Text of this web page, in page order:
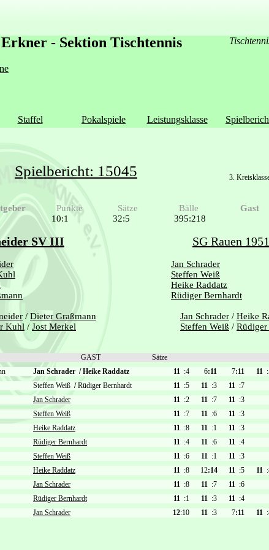
- Sektion Tischtennis
Staffel Pokalspiele Leistungsklasse
Spielbericht: 15045 3.
Punkte Sätze Bälle
Gast
10:1
32:5 395:218
SV III SG Rauen
Jan Schrader
Steffen Weiß
Heike Raddatz
Rüdiger Bernhardt
/ Dieter Graßmann Jan Schrader / Heike
Kuhl / Jost Merkel Steffen Weiß /
GAST Sätze
Jan Schrader /Heike Raddatz 11 :4 6:11 7:11 11
Steffen Weiß /Rüdiger Bernhardt 11 :5 11 :3 11 :7
Jan Schrader 11 :2 11 :7 11 :3
Steffen Weiß 11 :7 11 :6 11 :3
Heike Raddatz 11 :8 11 :1 11 :3
Rüdiger Bernhardt 11 :4 11 :6 11 :4
Steffen Weiß 11 :6 11 :1 11 :3
Heike Raddatz 11 :8 12:14 11 :5 11
Jan Schrader 11 :8 11 :7 11 :6
Rüdiger Bernhardt 11 :1 11 :3 11 :4
Jan Schrader 12:10 11 :3 7:11 11